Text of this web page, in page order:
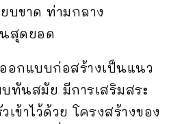
บขาด ท่ามกลาง
สุดยอด
อกแบบก่อสร้างเป็นแนว
ทันสมัย มีการเสริมสระ
ข้าไว้ด้วย โครงสร้างของ